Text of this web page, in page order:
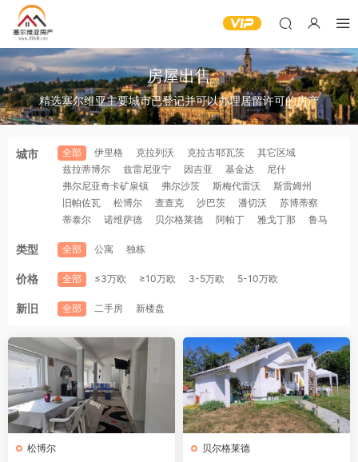
房屋出售
精选塞尔维亚主要城市已登记并可以办理居留许可的房产
城市 全部 伊里格 克拉列沃 克拉古耶瓦茨
其它区域
兹拉蒂博尔
兹雷尼亚宁 因吉亚 基金达
尼什
弗尔尼亚奇卡矿泉镇
弗尔沙茨 斯梅代雷沃
斯雷姆州
旧帕佐瓦
松博尔 查查克 沙巴茨 潘切沃
苏博蒂察
蒂泰尔
诺维萨德 贝尔格莱德 阿帕丁 雅戈丁那 鲁马
类型 全部 公寓 独栋
价格 全部 ≤3万欧 ≥10万欧 3-5万欧 5-10万欧
新旧 全部 二手房 新楼盘
松博尔
贝尔格莱德